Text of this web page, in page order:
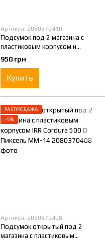
Артикул: 2080370410
Подсумок под 2 магазина с
пластиковым корпусом и
клапаномс IRR Cordura 500 D
Мультикам
950 грн
Купить
РАСПРОДАЖА
−5%
Артикул: 2080370408
Подсумок открытый под 2
магазина с пластиковым